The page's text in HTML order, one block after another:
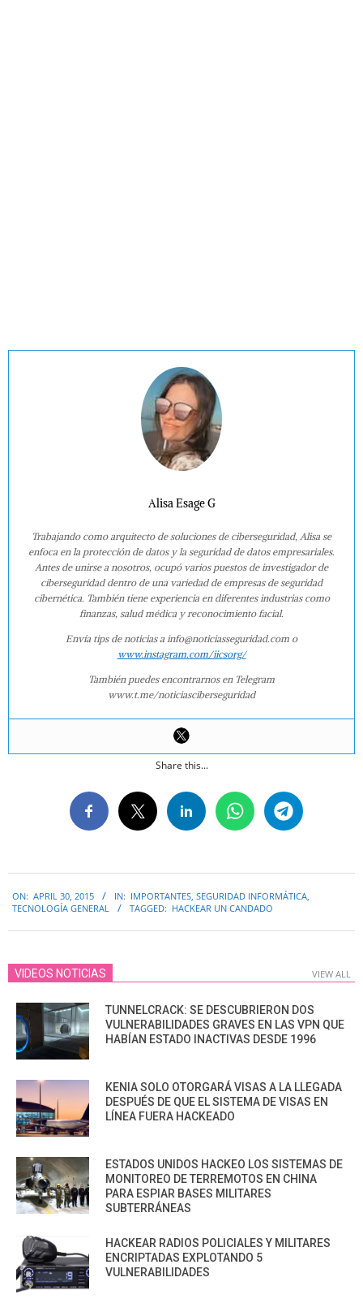
Alisa Esage G
Trabajando como arquitecto de soluciones de ciberseguridad, Alisa se
enfoca en la protección de datos y la seguridad de datos empresariales.
Antes de unirse a nosotros, ocupó varios puestos de investigador de
ciberseguridad dentro de una variedad de empresas de seguridad
cibernética. También tiene experiencia en diferentes industrias como
finanzas, salud médica y reconocimiento facial.
Envía tips de noticias a info@noticiasseguridad.com o
www.instagram.com/iicsorg/
También puedes encontrarnos en Telegram
www.t.me/noticiasciberseguridad
Share this...
04-
ON: APRIL 30, 2015 IN: IMPORTANTES, SEGURIDAD INFORMÁTICA,
TECNOLOGÍA GENERAL
TAGGED: HACKEAR UN CANDADO
VIDEOS NOTICIAS VIEW ALL
TUNNELCRACK: SE DESCUBRIERON DOS
VULNERABILIDADES GRAVES EN LAS VPN QUE
HABÍAN ESTADO INACTIVAS DESDE 1996
KENIA SOLO OTORGARÁ VISAS A LA LLEGADA
DESPUÉS DE QUE EL SISTEMA DE VISAS EN
LÍNEA FUERA HACKEADO
ESTADOS UNIDOS HACKEO LOS SISTEMAS DE
MONITOREO DE TERREMOTOS EN CHINA
PARA ESPIAR BASES MILITARES
SUBTERRÁNEAS
HACKEAR RADIOS POLICIALES Y MILITARES
ENCRIPTADAS EXPLOTANDO 5
VULNERABILIDADES